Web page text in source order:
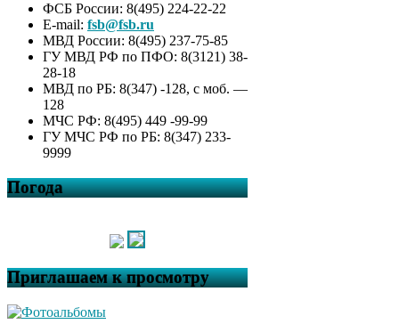
ФСБ России: 8(495) 224-22-22
E-mail: fsb@fsb.ru
МВД России: 8(495) 237-75-85
ГУ МВД РФ по ПФО: 8(3121) 38-
28-18
МВД по РБ: 8(347) -128, с моб. —
128
МЧС РФ: 8(495) 449 -99-99
ГУ МЧС РФ по РБ: 8(347) 233-
9999
Погода
Приглашаем к просмотру